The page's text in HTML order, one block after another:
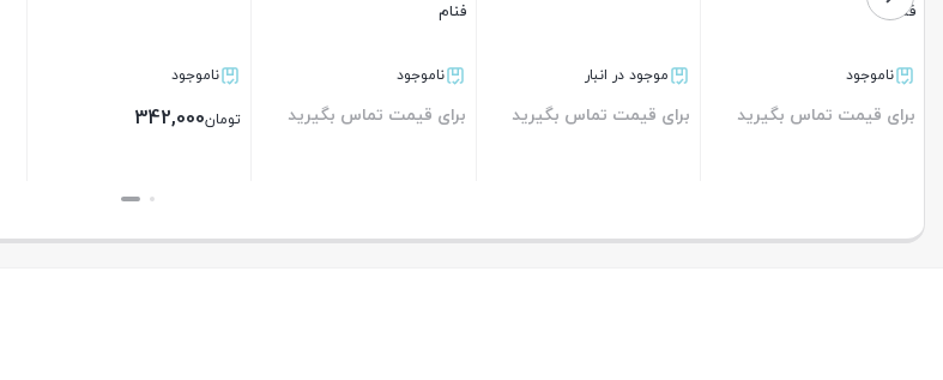
فنام
ناموجود
برای قیمت تماس بگیرید
موجود در انبار
برای قیمت تماس بگیرید
فنام
ناموجود
برای قیمت تماس بگیرید
ناموجود
تومان342,000